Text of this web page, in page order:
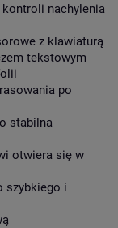
nachylenia
z klawiaturą
tekstowym
po
stabilna
otwiera się w
szybkiego i